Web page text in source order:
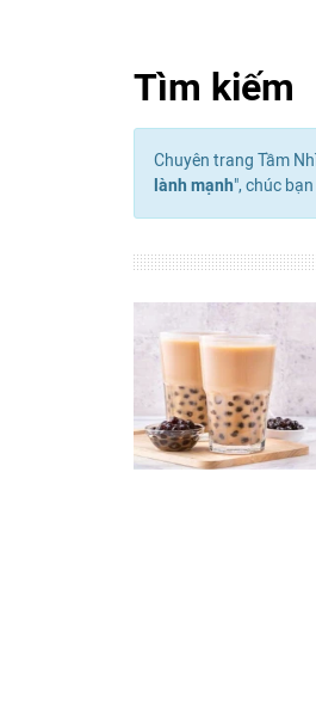
Tìm kiếm
Chuyên trang Tầm
lành mạnh", chúc